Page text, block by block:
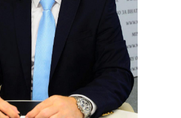
информации и